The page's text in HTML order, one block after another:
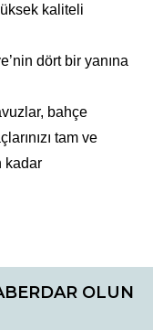
kaliteli
dört bir yanına
bahçe
tam ve
kadar
OLUN